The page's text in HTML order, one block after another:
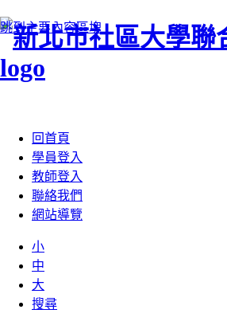
跳到主要內容區塊
回首頁
學員登入
教師登入
聯絡我們
網站導覽
小
中
大
搜尋